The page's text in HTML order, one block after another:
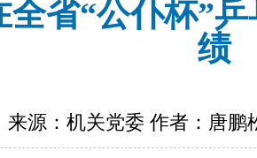
全省“公仆杯”
绩
来源：机关党委 作者：唐鹏